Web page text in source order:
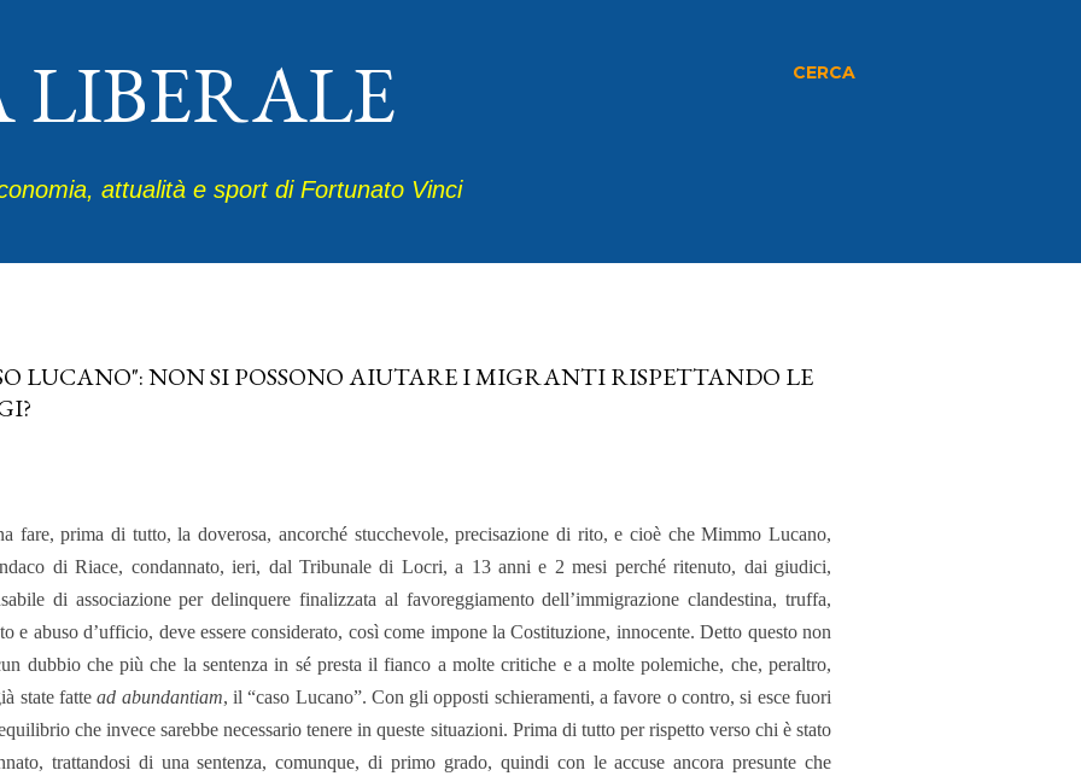
CERCA
LIBERALE
attualità e sport di Fortunato Vinci
LUCANO": NON SI POSSONO AIUTARE I MIGRANTI RISPETTANDO LE
fare, prima di tutto, la doverosa, ancorché stucchevole, precisazione di rito, e cioè che Mimmo Lucano,
di Riace, condannato, ieri, dal Tribunale di Locri, a 13 anni e 2 mesi perché ritenuto, dai giudici,
di associazione per delinquere finalizzata al favoreggiamento dell’immigrazione clandestina, truffa,
e abuso d’ufficio, deve essere considerato, così come impone la Costituzione, innocente. Detto questo non
dubbio che più che la sentenza in sé presta il fianco a molte critiche e a molte polemiche, che, peraltro,
state fattead abundantiam, il “caso Lucano”. Con gli opposti schieramenti, a favore o contro, si esce fuori
che invece sarebbe necessario tenere in queste situazioni. Prima di tutto per rispetto verso chi è stato
trattandosi di una sentenza, comunque, di primo grado, quindi con le accuse ancora presunte che